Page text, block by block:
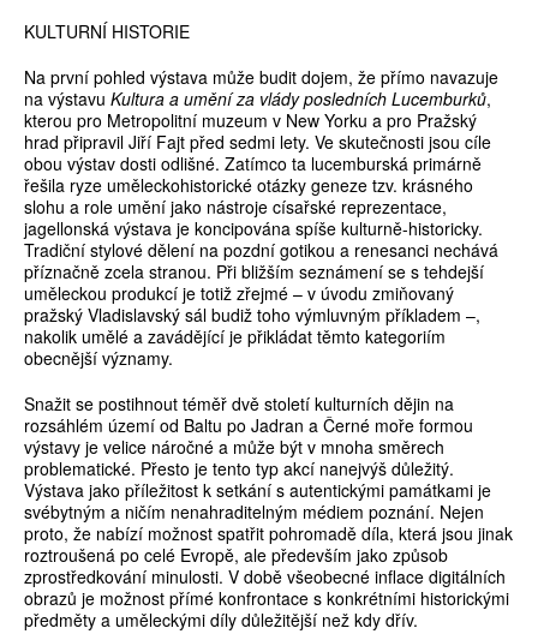
KULTURNÍ HISTORIE
Na první pohled výstava může budit dojem, že přímo navazuje
na výstavu Kultura a umění za vlády posledních Lucemburků,
kterou pro Metropolitní muzeum v New Yorku a pro Pražský
hrad připravil Jiří Fajt před sedmi lety. Ve skutečnosti jsou cíle
obou výstav dosti odlišné. Zatímco ta lucemburská primárně
řešila ryze uměleckohistorické otázky geneze tzv. krásného
slohu a role umění jako nástroje císařské reprezentace,
jagellonská výstava je koncipována spíše kulturně-historicky.
Tradiční stylové dělení na pozdní gotikou a renesanci nechává
příznačně zcela stranou. Při bližším seznámení se s tehdejší
uměleckou produkcí je totiž zřejmé – v úvodu zmiňovaný
pražský Vladislavský sál budiž toho výmluvným příkladem –,
nakolik umělé a zavádějící je přikládat těmto kategoriím
obecnější významy.
Snažit se postihnout téměř dvě století kulturních dějin na
rozsáhlém území od Baltu po Jadran a Černé moře formou
výstavy je velice náročné a může být v mnoha směrech
problematické. Přesto je tento typ akcí nanejvýš důležitý.
Výstava jako příležitost k setkání s autentickými památkami je
svébytným a ničím nenahraditelným médiem poznání. Nejen
proto, že nabízí možnost spatřit pohromadě díla, která jsou jinak
roztroušená po celé Evropě, ale především jako způsob
zprostředkování minulosti. V době všeobecné inflace digitálních
obrazů je možnost přímé konfrontace s konkrétními historickými
předměty a uměleckými díly důležitější než kdy dřív.